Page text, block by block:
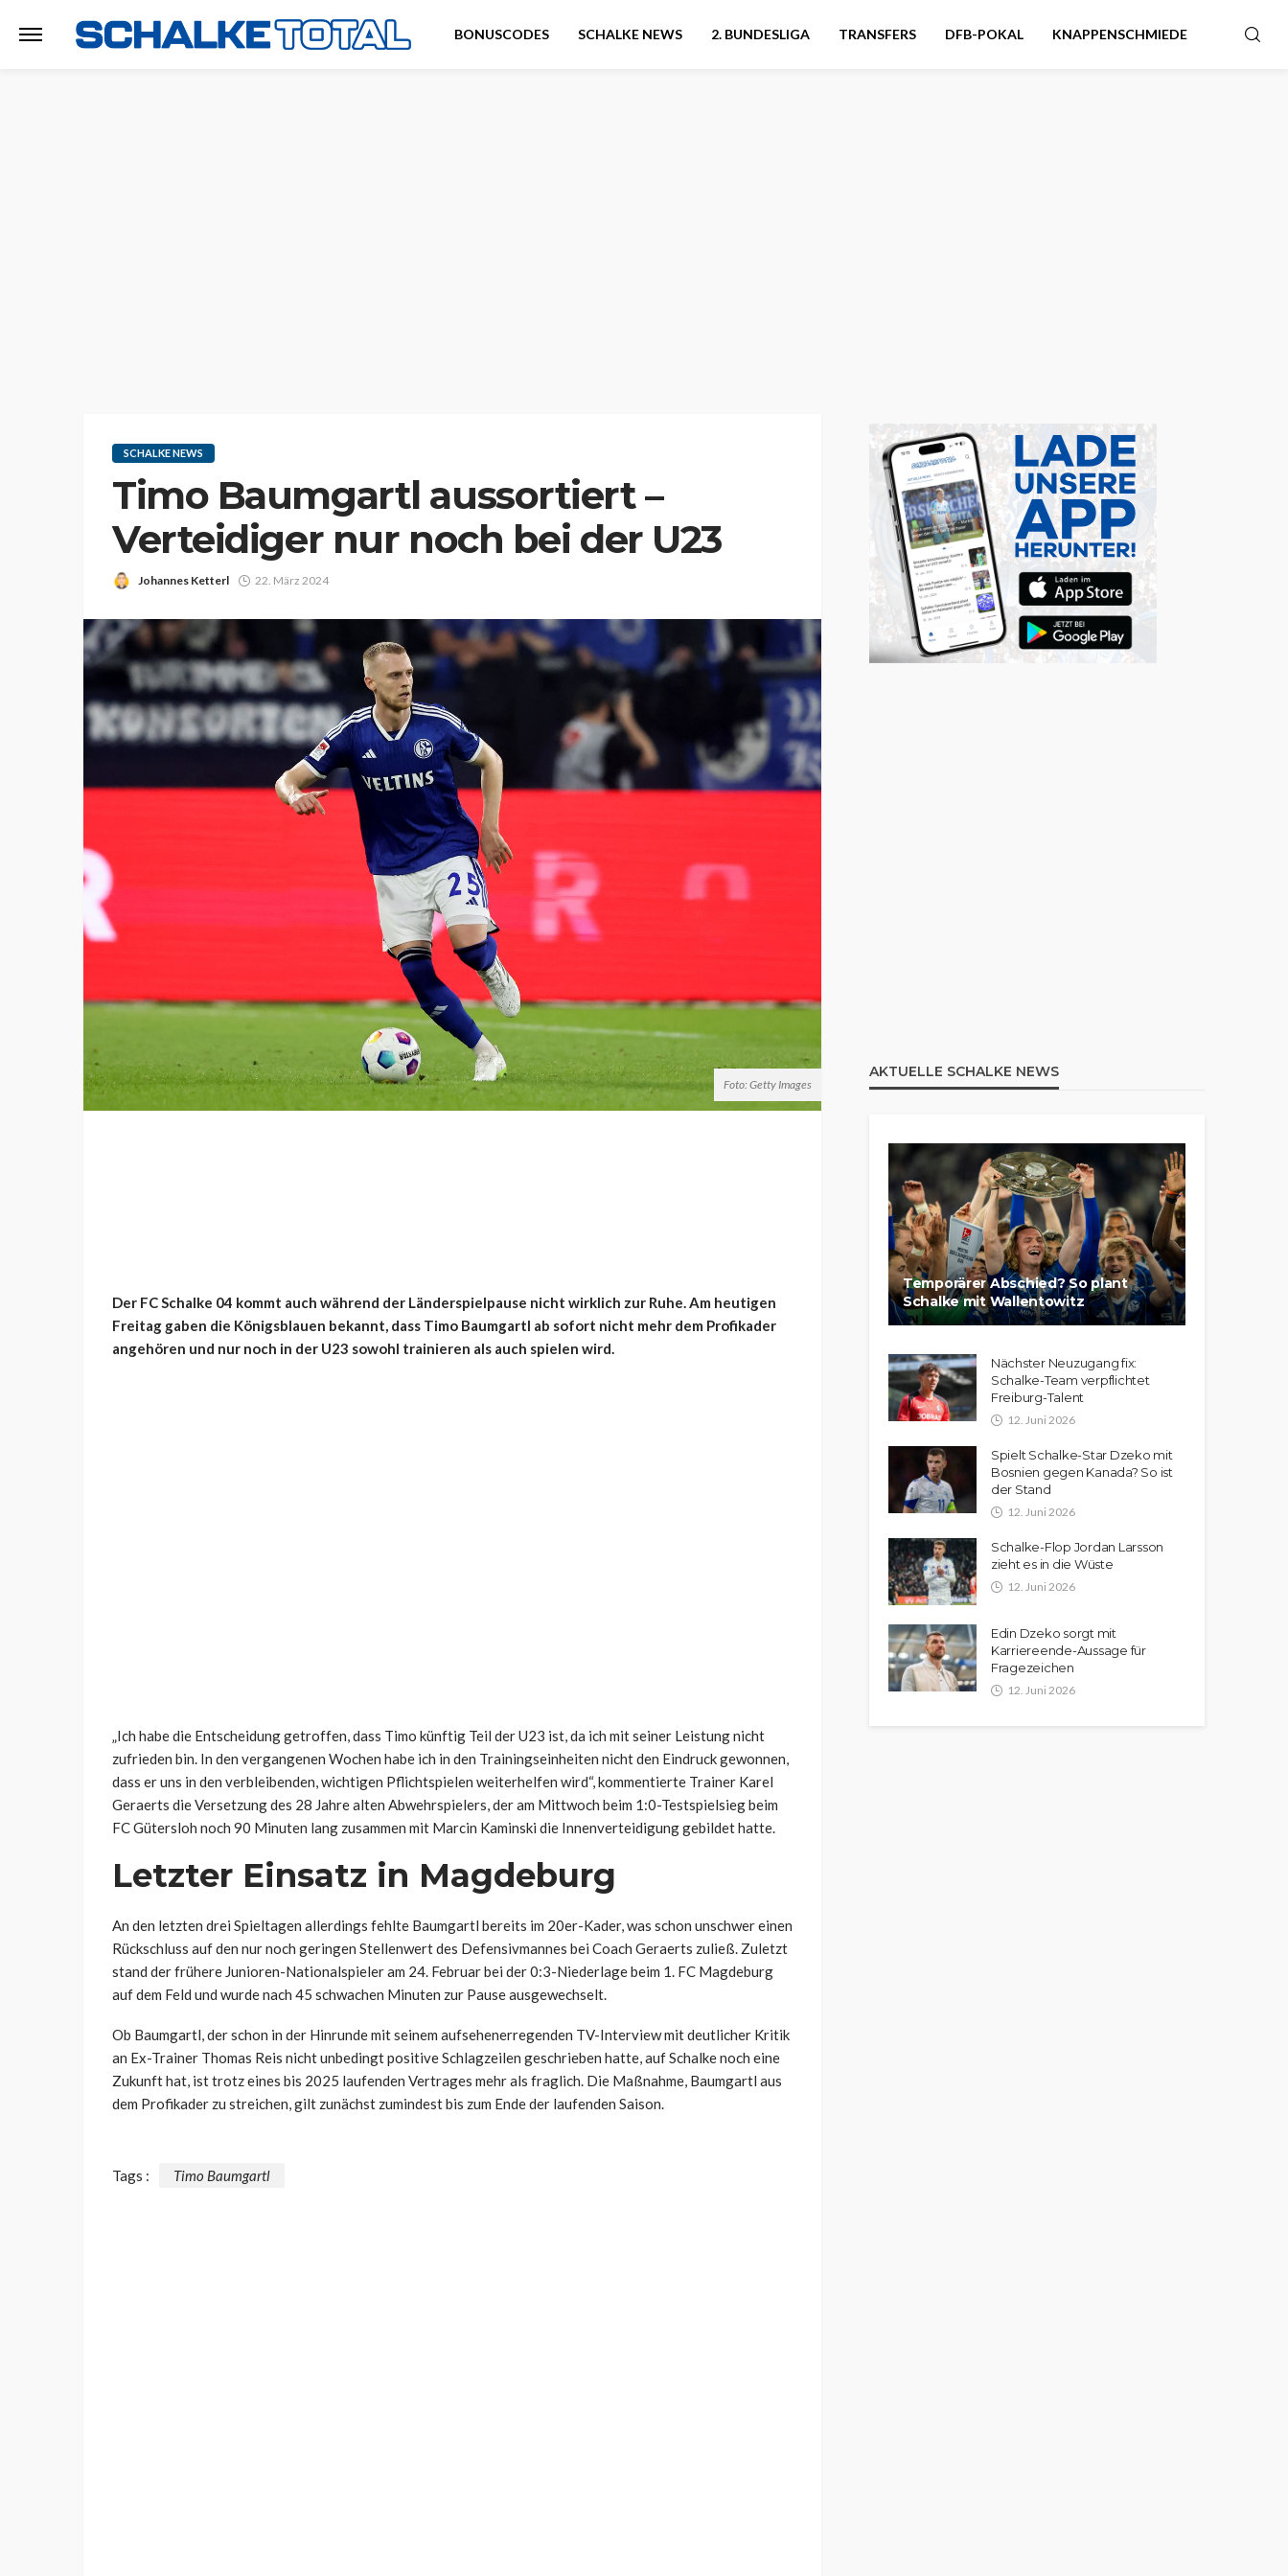
BONUSCODES SCHALKE NEWS 2. BUNDESLIGA TRANSFERS DFB-POKAL KNAPPENSCHMIEDE
SCHALKE NEWS
Timo Baumgartl aussortiert –
Verteidiger nur noch bei der U23
Johannes Ketterl 22. März 2024
Foto: Getty Images
Der FC Schalke 04 kommt auch während der Länderspielpause nicht wirklich zur Ruhe. Am heutigen
Freitag gaben die Königsblauen bekannt, dass Timo Baumgartl ab sofort nicht mehr dem Profikader
angehören und nur noch in der U23 sowohl trainieren als auch spielen wird.
„Ich habe die Entscheidung getroffen, dass Timo künftig Teil der U23 ist, da ich mit seiner Leistung nicht
zufrieden bin. In den vergangenen Wochen habe ich in den Trainingseinheiten nicht den Eindruck gewonnen,
dass er uns in den verbleibenden, wichtigen Pflichtspielen weiterhelfen wird“, kommentierte Trainer Karel
Geraerts die Versetzung des 28 Jahre alten Abwehrspielers, der am Mittwoch beim 1:0-Testspielsieg beim
FC Gütersloh noch 90 Minuten lang zusammen mit Marcin Kaminski die Innenverteidigung gebildet hatte.
Letzter Einsatz in Magdeburg
An den letzten drei Spieltagen allerdings fehlte Baumgartl bereits im 20er-Kader, was schon unschwer einen
Rückschluss auf den nur noch geringen Stellenwert des Defensivmannes bei Coach Geraerts zuließ. Zuletzt
stand der frühere Junioren-Nationalspieler am 24. Februar bei der 0:3-Niederlage beim 1. FC Magdeburg
auf dem Feld und wurde nach 45 schwachen Minuten zur Pause ausgewechselt.
Ob Baumgartl, der schon in der Hinrunde mit seinem aufsehenerregenden TV-Interview mit deutlicher Kritik
an Ex-Trainer Thomas Reis nicht unbedingt positive Schlagzeilen geschrieben hatte, auf Schalke noch eine
Zukunft hat, ist trotz eines bis 2025 laufenden Vertrages mehr als fraglich. Die Maßnahme, Baumgartl aus
dem Profikader zu streichen, gilt zunächst zumindest bis zum Ende der laufenden Saison.
Tags : Timo Baumgartl
AKTUELLE SCHALKE NEWS
Temporärer Abschied? So plant
Schalke mit Wallentowitz
Nächster Neuzugang fix:
Schalke-Team verpflichtet
Freiburg-Talent
12. Juni 2026
Spielt Schalke-Star Dzeko mit
Bosnien gegen Kanada? So ist
der Stand
12. Juni 2026
Schalke-Flop Jordan Larsson
zieht es in die Wüste
12. Juni 2026
Edin Dzeko sorgt mit
Karriereende-Aussage für
Fragezeichen
12. Juni 2026